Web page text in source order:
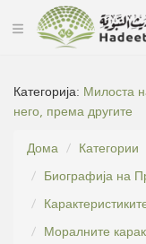
Категорија: Милоста
него, према другите
Дома
Категории
Биографија на
Моралните